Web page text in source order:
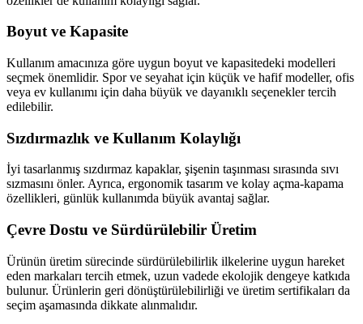
Boyut ve Kapasite
Kullanım amacınıza göre uygun boyut ve kapasitedeki modelleri
seçmek önemlidir. Spor ve seyahat için küçük ve hafif modeller, ofis
veya ev kullanımı için daha büyük ve dayanıklı seçenekler tercih
edilebilir.
Sızdırmazlık ve Kullanım Kolaylığı
İyi tasarlanmış sızdırmaz kapaklar, şişenin taşınması sırasında sıvı
sızmasını önler. Ayrıca, ergonomik tasarım ve kolay açma-kapama
özellikleri, günlük kullanımda büyük avantaj sağlar.
Çevre Dostu ve Sürdürülebilir Üretim
Ürünün üretim sürecinde sürdürülebilirlik ilkelerine uygun hareket
eden markaları tercih etmek, uzun vadede ekolojik dengeye katkıda
bulunur. Ürünlerin geri dönüştürülebilirliği ve üretim sertifikaları da
seçim aşamasında dikkate alınmalıdır.